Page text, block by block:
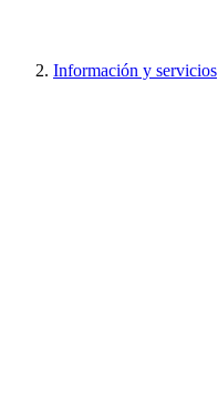
Información y servicios